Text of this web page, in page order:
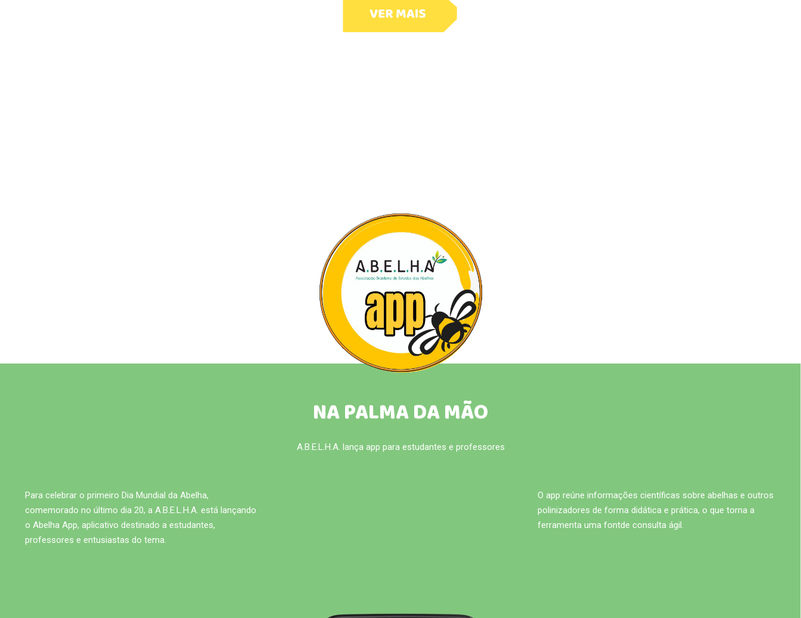
NA PALMA DA MÃO
A.B.E.L.H.A. lança app para estudantes e professores
Para celebrar o primeiro Dia Mundial da Abelha,
comemorado no último dia 20, a A.B.E.L.H.A. está lançando
o Abelha App, aplicativo destinado a estudantes,
professores e entusiastas do tema.
O app reúne informações científicas sobre abelhas e outros
polinizadores de forma didática e prática, o que torna a
ferramenta uma fontde consulta ágil.